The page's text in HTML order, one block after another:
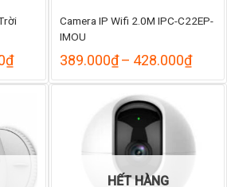
₫Khoảng
từ
655.000₫
Camera IP Wifi 2.0M IPC-C22EP-
IMOU
389.000₫– 428.000₫
từ
HẾT HÀNG